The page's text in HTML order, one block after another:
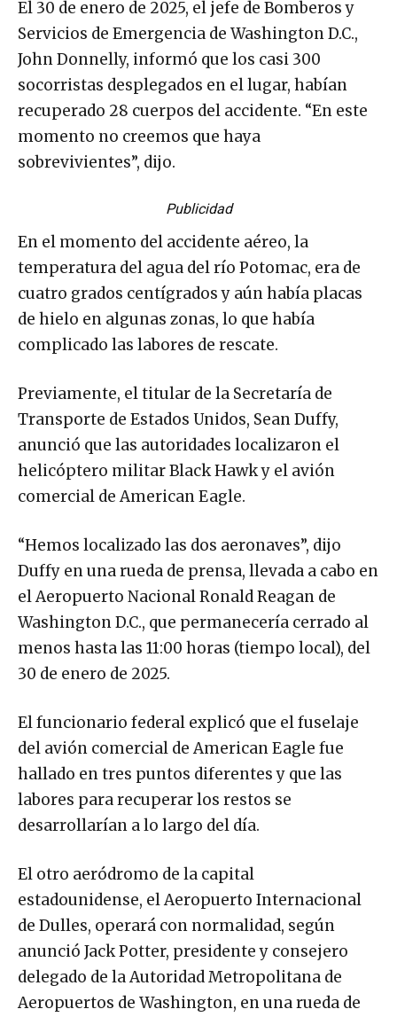
El 30 de enero de 2025, el jefe de Bomberos y
Servicios de Emergencia de Washington D.C.,
John Donnelly, informó que los casi 300
socorristas desplegados en el lugar, habían
recuperado 28 cuerpos del accidente. “En este
momento no creemos que haya
sobrevivientes”, dijo.
Publicidad
En el momento del accidente aéreo, la
temperatura del agua del río Potomac, era de
cuatro grados centígrados y aún había placas
de hielo en algunas zonas, lo que había
complicado las labores de rescate.
Previamente, el titular de la Secretaría de
Transporte de Estados Unidos, Sean Duffy,
anunció que las autoridades localizaron el
helicóptero militar Black Hawk y el avión
comercial de American Eagle.
“Hemos localizado las dos aeronaves”, dijo
Duffy en una rueda de prensa, llevada a cabo en
el Aeropuerto Nacional Ronald Reagan de
Washington D.C., que permanecería cerrado al
menos hasta las 11:00 horas (tiempo local), del
30 de enero de 2025.
El funcionario federal explicó que el fuselaje
del avión comercial de American Eagle fue
hallado en tres puntos diferentes y que las
labores para recuperar los restos se
desarrollarían a lo largo del día.
El otro aeródromo de la capital
estadounidense, el Aeropuerto Internacional
de Dulles, operará con normalidad, según
anunció Jack Potter, presidente y consejero
delegado de la Autoridad Metropolitana de
Aeropuertos de Washington, en una rueda de